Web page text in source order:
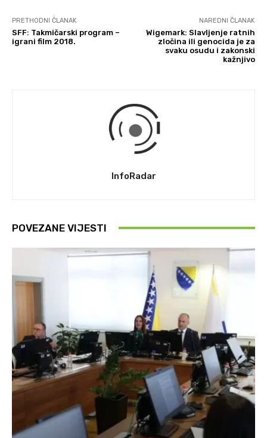
PRETHODNI ČLANAK
SFF: Takmičarski program –
igrani film 2018.
NAREDNI ČLANAK
Wigemark: Slavljenje ratnih
zločina ili genocida je za
svaku osudu i zakonski
kažnjivo
InfoRadar
POVEZANE VIJESTI